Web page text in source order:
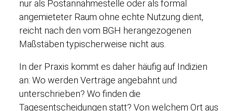
nur als Postannahmestelle oder als formal
angemieteter Raum ohne echte Nutzung dient,
reicht nach den vom BGH herangezogenen
Maßstäben typischerweise nicht aus.
In der Praxis kommt es daher häufig auf Indizien
an: Wo werden Verträge angebahnt und
unterschrieben? Wo finden die
Tagesentscheidungen statt? Von welchem Ort aus